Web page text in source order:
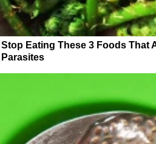
Stop Eating These 3 Foods That
Parasites